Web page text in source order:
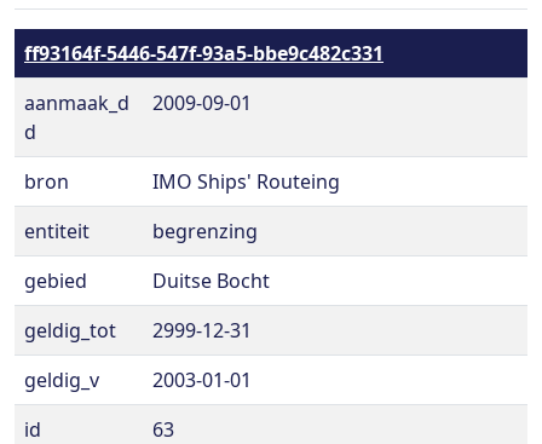
ff93164f-5446-547f-93a5-bbe9c482c331
aanmaak_d
d
2009-09-01
bron
IMO Ships' Routeing
entiteit
begrenzing
gebied
Duitse Bocht
geldig_tot
2999-12-31
geldig_v
2003-01-01
id
63